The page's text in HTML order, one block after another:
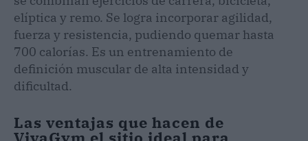
elíptica y remo. Se logra incorporar agilidad,
fuerza y resistencia, pudiendo quemar hasta
700 calorías. Es un entrenamiento de
definición muscular de alta intensidad y
dificultad.
Las ventajas que hacen de